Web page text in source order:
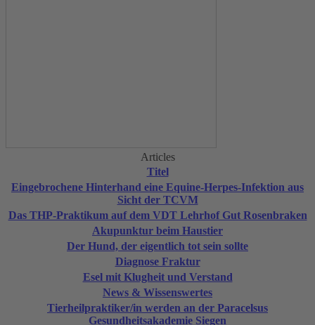
Articles
Titel
Eingebrochene Hinterhand eine Equine-Herpes-Infektion aus
Sicht der TCVM
Das THP-Praktikum auf dem VDT Lehrhof Gut Rosenbraken
Akupunktur beim Haustier
Der Hund, der eigentlich tot sein sollte
Diagnose Fraktur
Esel mit Klugheit und Verstand
News & Wissenswertes
Tierheilpraktiker/in werden an der Paracelsus
Gesundheitsakademie Siegen